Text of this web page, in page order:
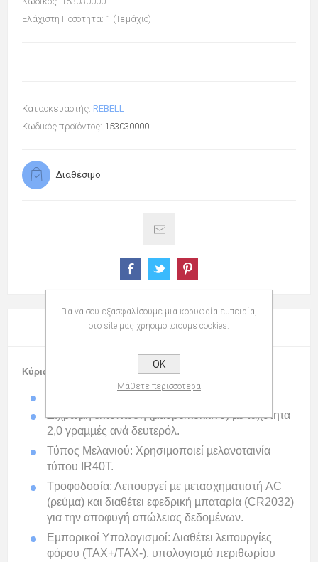
Ελάχιστη Ποσότητα: 1 (Τεμάχιο)
Κατασκευαστής: REBELL
Κωδικός προϊόντος: 153030000
Διαθέσιμο
ΠΕΡΙΓΡΑΦΉ
Κύρια Χαρακτηριστικά
Μεγάλη οθόνη LCD 12 ψηφίων για καθαρή ανάγνωση.
Δίχρωµη εκτύπωση (µαύρο/κόκκινο) µε ταχύτητα
2,0 γραµµές ανά δευτερόλ.
Τύπος Μελανιού: Χρησιµοποιεί µελανοταινία
τύπου IR40T.
Τροφοδοσία: Λειτουργεί µε µετασχηµατιστή AC
(ρεύµα) και διαθέτει εφεδρική µπαταρία (CR2032)
για την αποφυγή απώλειας δεδοµένων.
Εµπορικοί Υπολογισµοί: Διαθέτει λειτουργίες
φόρου (TAX+/TAX-), υπολογισµό περιθωρίου
Για να σου εξασφαλίσουμε μια κορυφαία εμπειρία,
στο site μας χρησιμοποιούμε cookies.
OK
Μάθετε περισσότερα